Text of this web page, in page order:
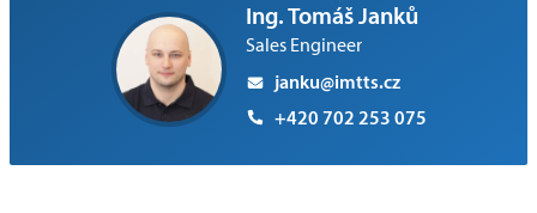
Ing. Tomáš Janků
Sales Engineer
janku@imtts.cz
+420 702 253 075